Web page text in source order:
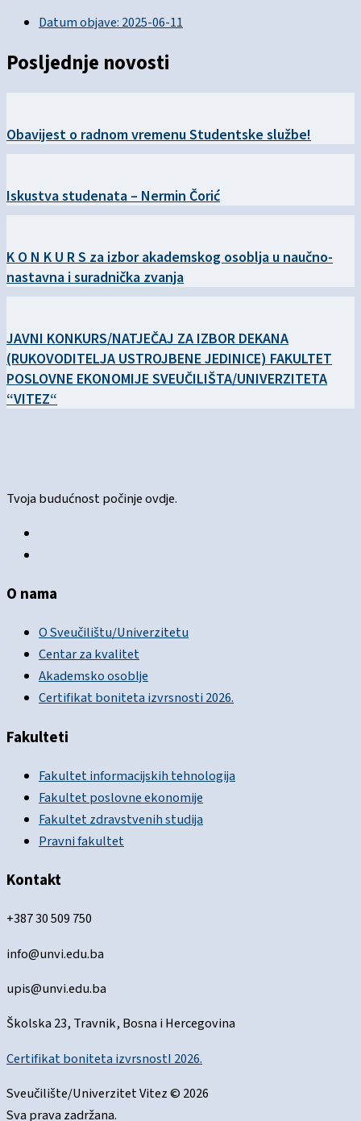
Datum objave:2025-06-11
Posljednje novosti
Obavijest o radnom vremenu Studentske službe!
Iskustva studenata – Nermin Čorić
K O N K U R S za izbor akademskog osoblja u naučno-
nastavna i suradnička zvanja
JAVNI KONKURS/NATJEČAJ ZA IZBOR DEKANA
(RUKOVODITELJA USTROJBENE JEDINICE) FAKULTET
POSLOVNE EKONOMIJE SVEUČILIŠTA/UNIVERZITETA
“VITEZ“
Tvoja budućnost počinje ovdje.
O nama
O Sveučilištu/Univerzitetu
Centar za kvalitet
Akademsko osoblje
Certifikat boniteta izvrsnosti 2026.
Fakulteti
Fakultet informacijskih tehnologija
Fakultet poslovne ekonomije
Fakultet zdravstvenih studija
Pravni fakultet
Kontakt
+387 30 509 750
info@unvi.edu.ba
upis@unvi.edu.ba
Školska 23, Travnik, Bosna i Hercegovina
Certifikat boniteta izvrsnostI 2026.
Sveučilište/Univerzitet Vitez © 2026
Sva prava zadržana.